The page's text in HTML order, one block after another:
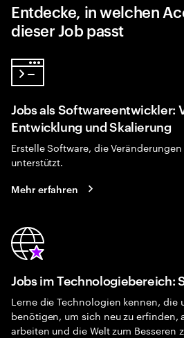
Entdecke, in welchen
dieser Job passt
Jobs als Softwareentwickler:
Entwicklung und Skalierung
Erstelle Software, die
unterstützt.
Mehr erfahren
Jobs im Technologiebereich:
Lerne die Technologien kennen, die
benötigen, um sich neu zu erfinden,
arbeiten und die Welt zum Besseren